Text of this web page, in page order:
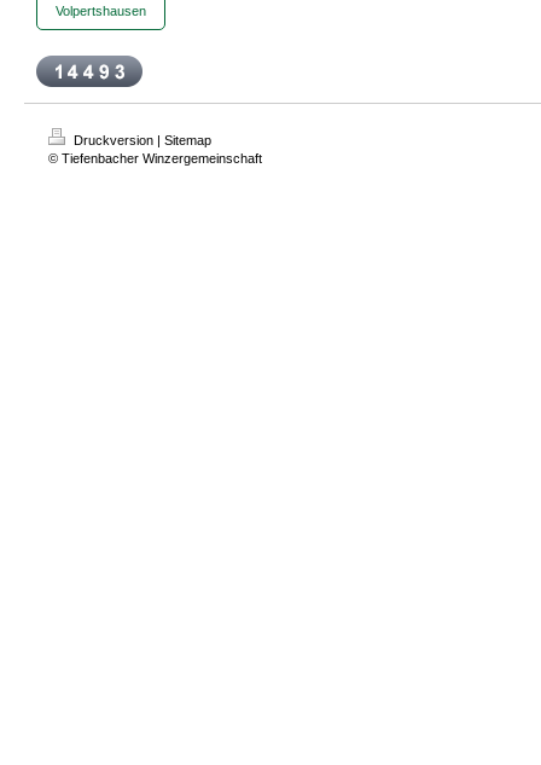
Volpertshausen
Druckversion | Sitemap
© Tiefenbacher Winzergemeinschaft